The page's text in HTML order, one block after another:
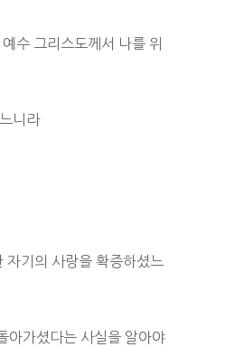
수 그리스도께서 나를 위
니라
기의 사랑을 확증하셨느
아가셨다는 사실을 알아야